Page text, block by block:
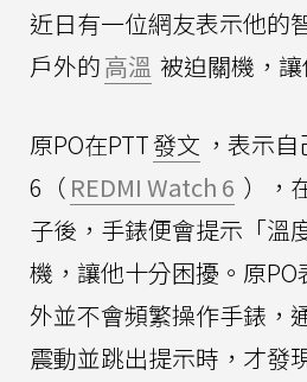
近日有一位網友表示他的
戶外的高溫 被迫關機，
原PO在PTT發文 ，表示
6（ REDMI Watch 6 ），
子後，手錶便會提示「溫
機，讓他十分困擾。原
外並不會頻繁操作手錶，
震動並跳出提示時，才發